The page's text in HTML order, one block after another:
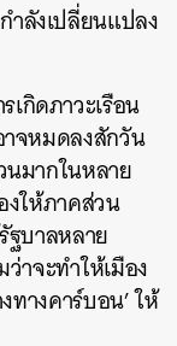
ำลังเปลี่ยนแปลง
กิดภาวะเรือน
จหมดลงสักวัน
นมากในหลาย
งให้ภาคส่วน
ฐบาลหลาย
าจะทำให้เมือง
ทางคาร์บอน’ ให้